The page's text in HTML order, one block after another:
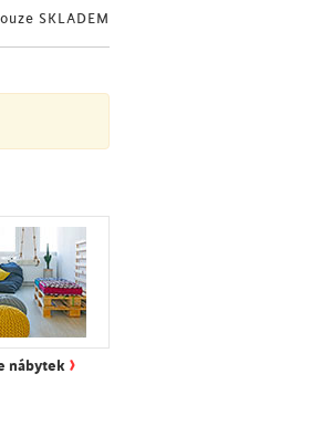
SKLADEM
nábytek ›